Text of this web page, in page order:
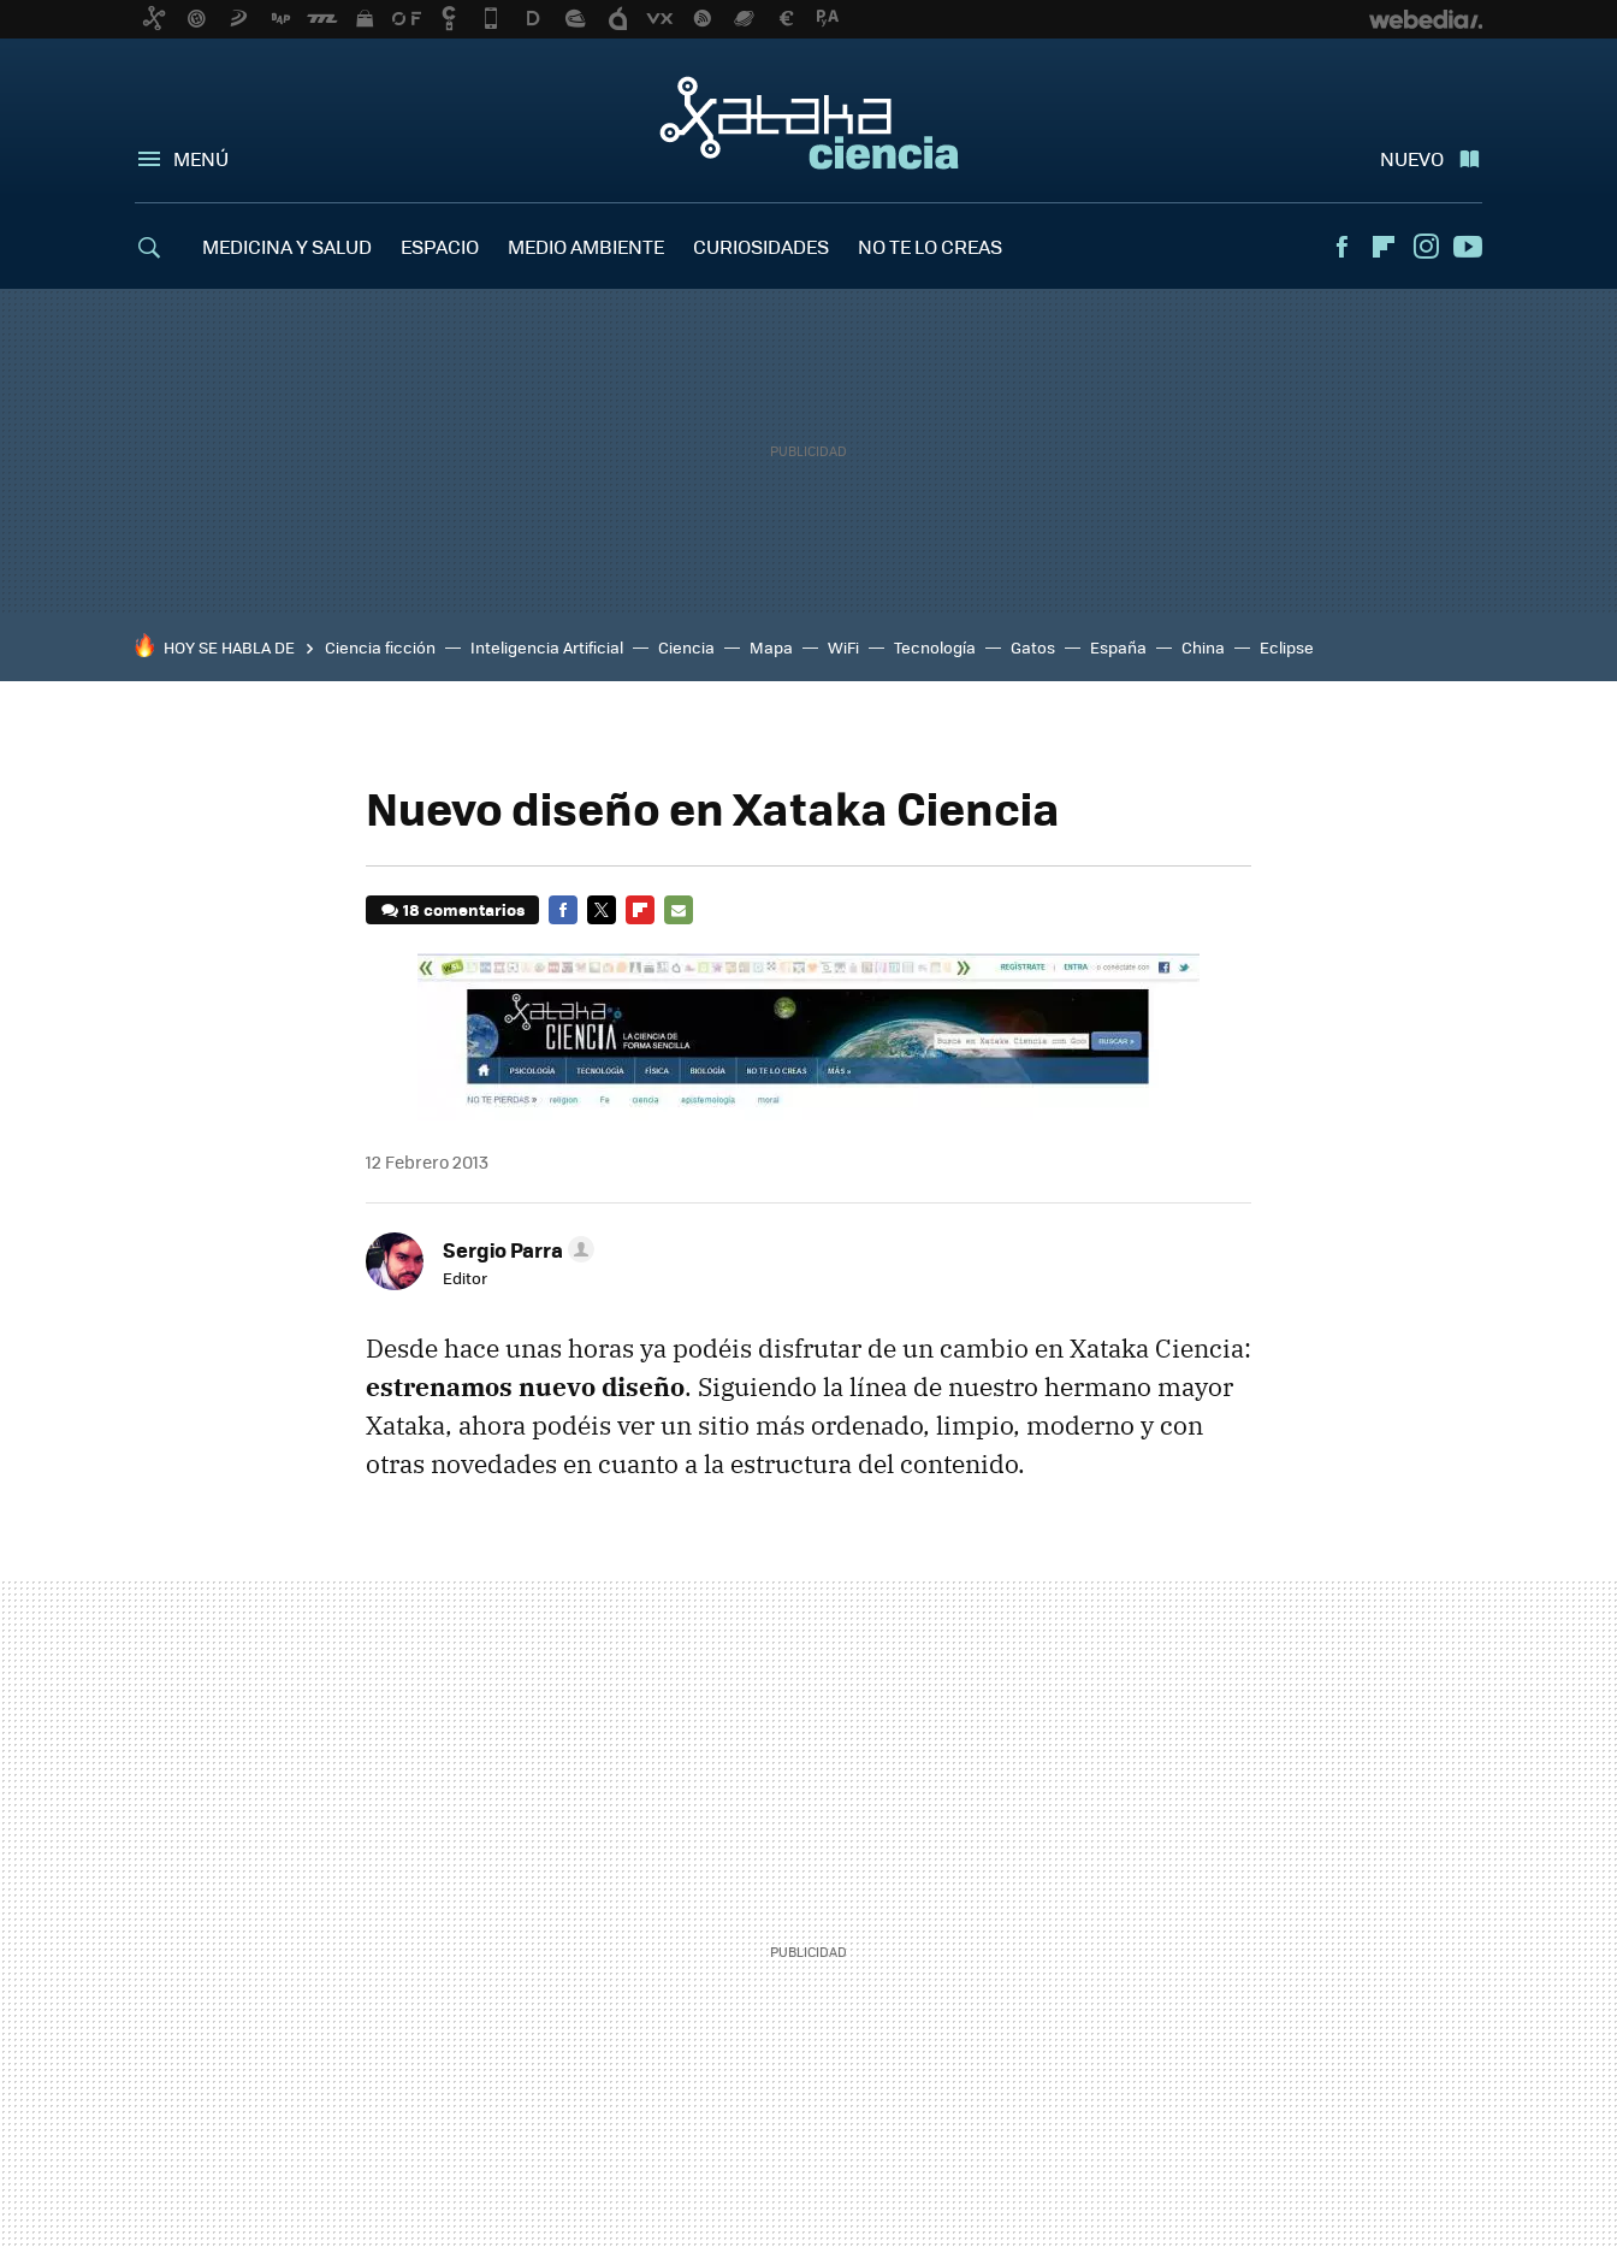
MENÚ NUEVO
MEDICINA Y SALUD ESPACIO MEDIO AMBIENTE CURIOSIDADES NO TE LO CREAS FacebookFlipboardInstagram
HOY SE HABLA DE Ciencia ficción Inteligencia Artificial Ciencia Mapa WiFi Tecnología Gatos España China Eclipse
Nuevo diseño en Xataka Ciencia
18 comentarios
MAIL
12 Febrero 2013
Sergio Parra
Editor
Desde hace unas horas ya podéis disfrutar de un cambio en Xataka Ciencia:
estrenamos nuevo diseño. Siguiendo la línea de nuestro hermano mayor
Xataka, ahora podéis ver un sitio más ordenado, limpio, moderno y con
otras novedades en cuanto a la estructura del contenido.